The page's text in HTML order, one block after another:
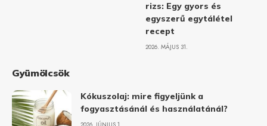
rizs: Egy gyors és
egyszerű egytálétel
recept
2026. MÁJUS 31.
Gyümölcsök
Kókuszolaj: mire figyeljünk a
fogyasztásánál és használatánál?